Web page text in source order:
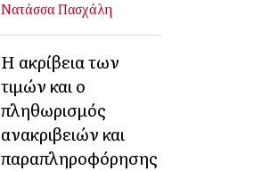
Νατάσσα Πασχάλη
Η ακρίβεια των
τιμών και ο
πληθωρισμός
ανακριβειών και
παραπληροφόρησης